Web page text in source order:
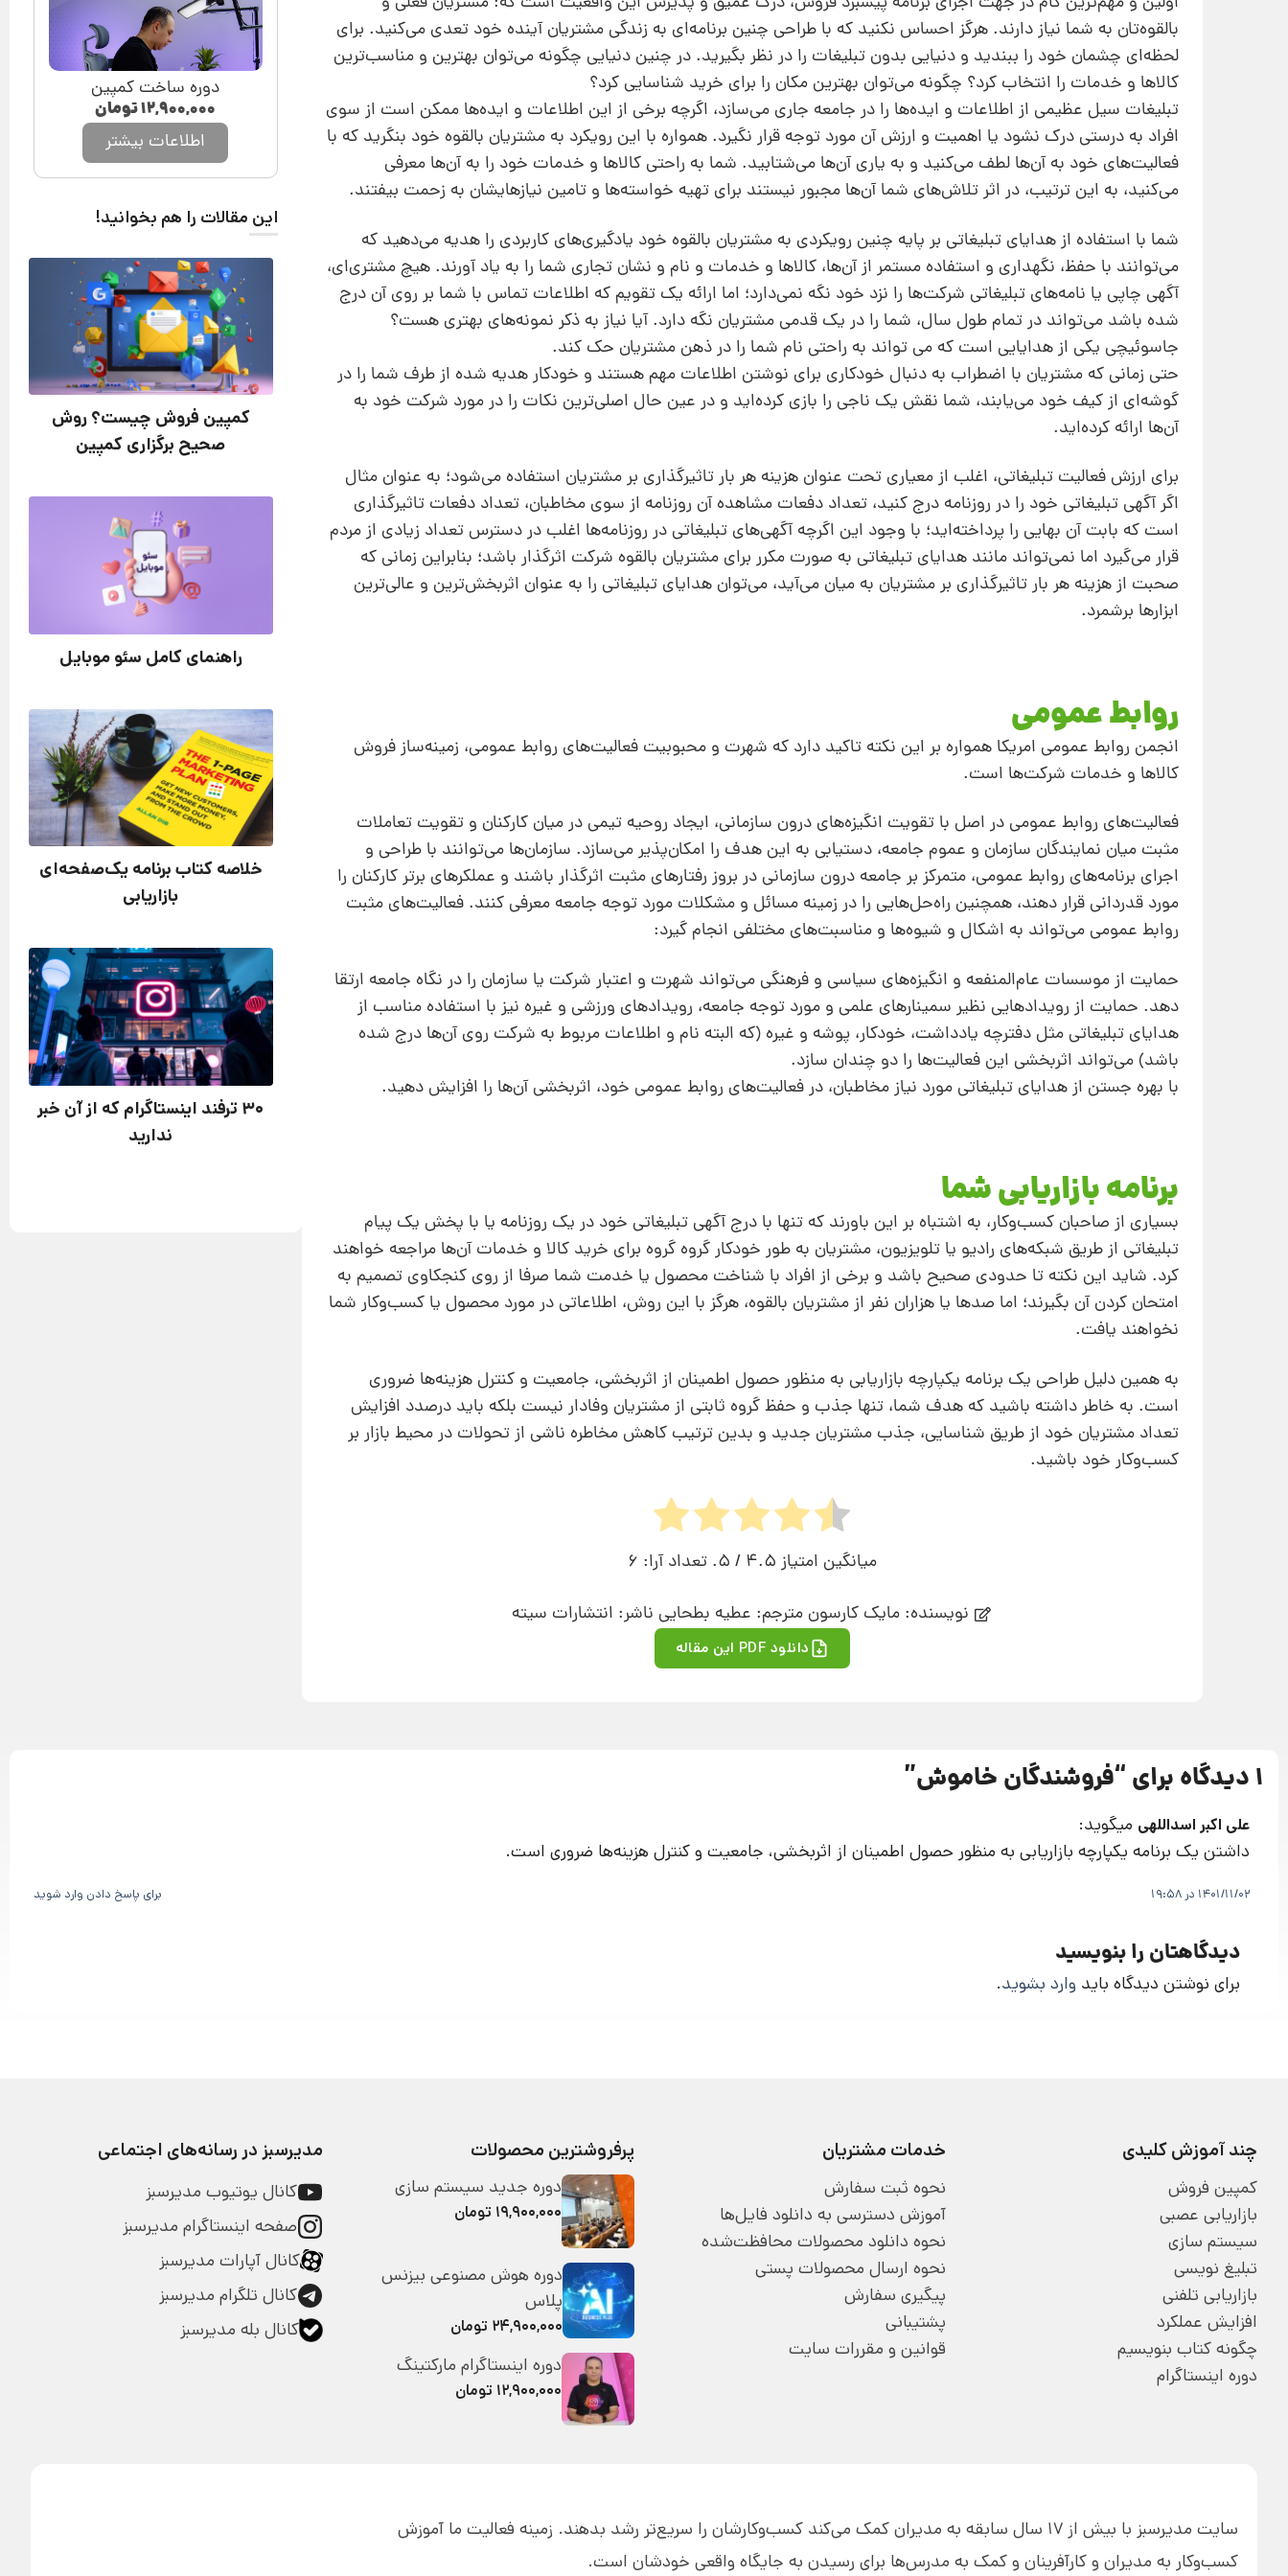
بالقوه‌تان به شما نیاز دارند. هرگز احساس نکنید که با طراحی چنین برنامه‌ای به زندگی مشتریان آینده خود تعدی می‌کنید. برای
لحظه‌ای چشمان خود را ببندید و دنیایی بدون تبلیغات را در نظر بگیرید. در چنین دنیایی چگونه می‌توان بهترین و مناسب‌ترین
کالاها و خدمات را انتخاب کرد؟ چگونه می‌توان بهترین مکان را برای خرید شناسایی کرد؟
تبلیغات سیل عظیمی از اطلاعات و ایده‌ها را در جامعه جاری می‌سازد، اگر‌چه برخی از این اطلاعات و ایده‌ها ممکن است از سوی
افراد به درستی درک نشود یا اهمیت و ارزش آن مورد توجه قرار نگیرد. همواره با این رویکرد به مشتریان بالقوه‌ خود بنگرید که با
فعالیت‌های خود به آ‌ن‌ها لطف می‌کنید و به یاری آن‌ها می‌شتابید. شما به راحتی کالاها و خدمات خود را به آن‌ها معرفی
می‌کنید، به این ترتیب، در اثر تلاش‌های شما آن‌ها مجبور نیستند برای تهیه‌ خواسته‌ها و تامین نیازهایشان به زحمت بیفتند.
شما با استفاده از هدایای تبلیغاتی بر پایه‌ چنین رویکردی به مشتریان بالقوه‌ خود یادگیری‌های کاربردی را هدیه می‌دهید که
می‌توانند با حفظ، نگهداری و استفاده‌ مستمر از آن‌ها، کالاها و خدمات و نام و نشان تجاری شما را به یاد آورند. هیچ مشتری‌ای،
آگهی چاپی یا نامه‌های تبلیغاتی شرکت‌ها را نزد خود نگه نمی‌دارد؛ اما ارائه‌ یک تقویم که اطلاعات تماس با شما بر روی آن درج
شده باشد می‌تواند در تمام طول سال، شما را در یک قدمی مشتریان نگه دارد. آیا نیاز به ذکر نمونه‌های بهتری هست؟
جاسوئیچی یکی از هدایایی است که می تواند به راحتی نام شما را در ذهن مشتریان حک کند.
حتی زمانی که مشتریان با اضطراب به دنبال خودکاری برای نوشتن اطلاعات مهم هستند و خودکار هدیه شده از طرف شما را در
گوشه‌ای از کیف خود می‌یابند، شما نقش یک ناجی را بازی کرده‌اید و در عین حال اصلی‌ترین نکات را در مورد شرکت خود به
آن‌ها ارائه کرده‌اید.
برای ارزش فعالیت تبلیغاتی، اغلب از معیاری تحت عنوان هزینه‌ هر بار تاثیر‌گذاری بر مشتریان استفاده می‌شود؛ به عنوان مثال
اگر آگهی تبلیغاتی خود را در روزنامه درج کنید، تعداد دفعات مشاهده‌ آن روزنامه از سوی مخاطبان، تعداد دفعات تاثیر‌گذاری
است که بابت آن بهایی را پرداخته‌اید؛ با وجود این اگرچه آگهی‌های تبلیغاتی در روزنامه‌ها اغلب در دسترس تعداد زیادی از مردم
قرار می‌گیرد اما نمی‌تواند مانند هدایای تبلیغاتی به صورت مکرر برای مشتریان بالقوه‌ شرکت اثرگذار باشد؛ بنابراین زمانی که
صحبت از هزینه‌ هر بار تاثیرگذاری بر مشتریان به میان می‌آید، می‌توان هدایای تبلیغاتی را به عنوان اثربخش‌ترین و عالی‌ترین
ابزارها برشمرد.
روابط عمومی
انجمن روابط عمومی امریکا همواره بر این نکته تاکید دارد که شهرت و محبوبیت فعالیت‌های روابط عمومی، زمینه‌ساز فروش
کالاها و خدمات شرکت‌ها است.
فعالیت‌های روابط عمومی در اصل با تقویت انگیزه‌های درون سازمانی، ایجاد روحیه تیمی در میان کارکنان و تقویت تعاملات
مثبت میان نمایندگان سازمان و عموم جامعه، دستیابی به این هدف را امکان‌پذیر می‌سازد. سازمان‌ها می‌توانند با طراحی و
اجرای برنامه‌های روابط عمومی، متمرکز بر جامعه‌ درون سازمانی در بروز رفتارهای مثبت اثرگذار باشند و عملکرهای برتر کارکنان را
مورد قدردانی قرار دهند، همچنین راه‌حل‌هایی را در زمینه‌ مسائل و مشکلات مورد توجه‌ جامعه معرفی کنند. فعالیت‌های مثبت
روابط عمومی می‌تواند به اشکال و شیوه‌ها و مناسبت‌های مختلفی انجام گیرد:
حمایت از موسسات عام‌المنفعه و انگیزه‌های سیاسی و فرهنگی می‌تواند شهرت و اعتبار شرکت یا سازمان را در نگاه جامعه ارتقا
دهد. حمایت از رویدادهایی نظیر سمینارهای علمی و مورد توجه جامعه، رویدادهای ورزشی و غیره نیز با استفاده‌ مناسب از
هدایای تبلیغاتی مثل دفترچه‌ یادداشت، خودکار، پوشه و غیره (که البته نام و اطلاعات مربوط به شرکت روی آن‌ها درج شده
باشد) می‌تواند اثربخشی این فعالیت‌ها را دو چندان سازد.
با بهره جستن از هدایای تبلیغاتی مورد نیاز مخاطبان، در فعالیت‌های روابط عمومی خود، اثربخشی آن‌ها را افزایش دهید.
برنامه‌ بازاریابی شما
بسیاری از صاحبان کسب‌وکار، به اشتباه بر این باورند که تنها با درج آگهی تبلیغاتی خود در یک روزنامه یا با پخش یک پیام
تبلیغاتی از طریق شبکه‌های رادیو یا تلویزیون، مشتریان به طور خودکار گروه گروه برای خرید کالا و خدمات آن‌ها مراجعه خواهند
کرد. شاید این نکته تا حدودی صحیح باشد و برخی از افراد با شناخت محصول یا خدمت شما صرفا از روی کنجکاوی تصمیم به
امتحان کردن آن بگیرند؛ اما صدها یا هزاران نفر از مشتریان بالقوه، هرگز با این روش، اطلاعاتی در مورد محصول یا کسب‌وکار شما
نخواهند یافت.
به همین دلیل طراحی یک برنامه‌ یکپارچه‌‌ بازاریابی به منظور حصول اطمینان از اثربخشی، جامعیت و کنترل هزینه‌ها ضروری
است. به خاطر داشته باشید که هدف شما، تنها جذب و حفظ گروه ثابتی از مشتریان وفادار نیست بلکه باید درصدد افزایش
تعداد مشتریان خود از طریق شناسایی، جذب مشتریان جدید و بدین ترتیب کاهش مخاطره‌ ناشی از تحولات در محیط بازار بر
کسب‌وکار خود باشید.
میانگین امتیاز 4.5 / 5. تعداد آرا:
6
نویسنده: مایک کارسون مترجم: عطیه بطحایی ناشر: انتشارات سیته
دانلود PDF این مقاله
دوره ساخت کمپین
۱۲,۹۰۰,۰۰۰تومان
اطلاعات بیشتر
این مقالات را هم بخوانید!
کمپین فروش چیست؟ روش
صحیح برگزاری کمپین
راهنمای کامل سئو موبایل
خلاصه کتاب برنامه یک‌صفحه‌ای
بازاریابی
۳۰ ترفند اینستاگرام که از آن خبر
ندارید
1 دیدگاه برای “ فروشندگان خاموش”
علی اکبر اسداللهی میگوید:
داشتن یک برنامه‌ یکپارچه‌‌ بازاریابی به منظور حصول اطمینان از اثربخشی، جامعیت و کنترل هزینه‌ها ضروری است.
1401/11/02 در 19:58 برای پاسخ دادن وارد شوید
دیدگاهتان را بنویسید
برای نوشتن دیدگاه باید وارد بشوید.
چند آموزش کلیدی
کمپین فروش
بازاریابی عصبی
سیستم سازی
تبلیغ نویسی
بازاریابی تلفنی
افزایش عملکرد
چگونه کتاب بنویسیم
دوره اینستاگرام
خدمات مشتریان
نحوه ثبت سفارش
آموزش دسترسی به دانلود فایل‌ها
نحوه دانلود محصولات محافظت‌شده
نحوه ارسال محصولات پستی
پیگیری سفارش
پشتیبانی
قوانین و مقررات سایت
پرفروشترین محصولات
دوره جدید سیستم سازی
۱۹,۹۰۰,۰۰۰ تومان
دوره هوش مصنوعی بیزنس
پلاس
۲۴,۹۰۰,۰۰۰ تومان
دوره اینستاگرام مارکتینگ
۱۲,۹۰۰,۰۰۰ تومان
مدیرسبز در رسانه‌های اجتماعی
کانال یوتیوب مدیرسبز
صفحه اینستاگرام مدیرسبز
کانال آپارات مدیرسبز
کانال تلگرام مدیرسبز
کانال بله مدیرسبز
سایت مدیرسبز با بیش از 17 سال سابقه به مدیران کمک می‌کند کسب‌و‌کارشان را سریع‌تر رشد بدهند. زمینه فعالیت ما آموزش
کسب‌وکار به مدیران و کارآفرینان و کمک به مدرس‌ها برای رسیدن به جایگاه واقعی خودشان است.